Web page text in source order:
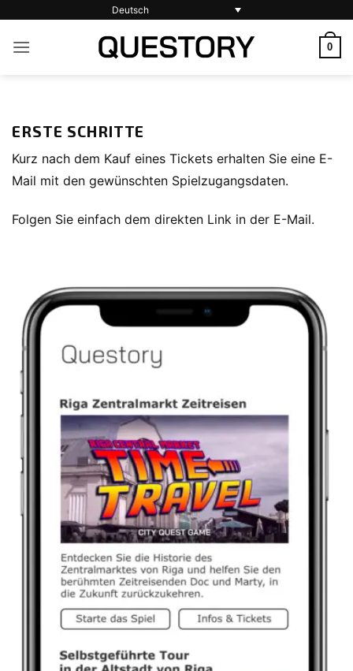
springen
Deutsch
0
ERSTE SCHRITTE
Kurz nach dem Kauf eines Tickets erhalten Sie eine E-
Mail mit den gewünschten Spielzugangsdaten.
Folgen Sie einfach dem direkten Link in der E-Mail.